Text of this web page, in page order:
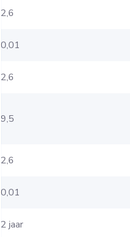
2,6
0,01
2,6
9,5
2,6
0,01
2 jaar